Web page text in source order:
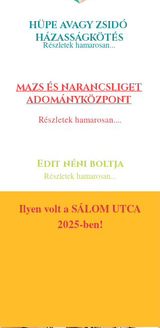
HÜPE AVAGY ZSIDÓ
HÁZASSÁGKÖTÉS
Részletek hamarosan...
MAZS ÉS NARANCSLIGET
ADOMÁNYKÖZPONT
Részletek hamarosan....
Edit néni boltja
Részletek hamarosan...
Ilyen volt a SÁLOM UTCA
2025-ben!